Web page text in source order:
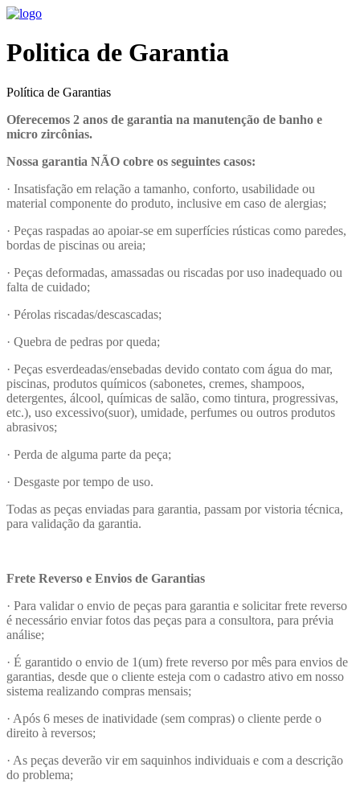
Politica de Garantia
Política de Garantias
Oferecemos 2 anos de garantia na manutenção de banho e
micro zircônias.
Nossa garantia NÃO cobre os seguintes casos:
· Insatisfação em relação a tamanho, conforto, usabilidade ou
material componente do produto, inclusive em caso de alergias;
· Peças raspadas ao apoiar-se em superfícies rústicas como paredes,
bordas de piscinas ou areia;
· Peças deformadas, amassadas ou riscadas por uso inadequado ou
falta de cuidado;
· Pérolas riscadas/descascadas;
· Quebra de pedras por queda;
· Peças esverdeadas/ensebadas devido contato com água do mar,
piscinas, produtos químicos (sabonetes, cremes, shampoos,
detergentes, álcool, químicas de salão, como tintura, progressivas,
etc.), uso excessivo(suor), umidade, perfumes ou outros produtos
abrasivos;
· Perda de alguma parte da peça;
· Desgaste por tempo de uso.
Todas as peças enviadas para garantia, passam por vistoria técnica,
para validação da garantia.
Frete Reverso e Envios de Garantias
· Para validar o envio de peças para garantia e solicitar frete reverso
é necessário enviar fotos das peças para a consultora, para prévia
análise;
· É garantido o envio de 1(um) frete reverso por mês para envios de
garantias, desde que o cliente esteja com o cadastro ativo em nosso
sistema realizando compras mensais;
· Após 6 meses de inatividade (sem compras) o cliente perde o
direito à reversos;
· As peças deverão vir em saquinhos individuais e com a descrição
do problema;